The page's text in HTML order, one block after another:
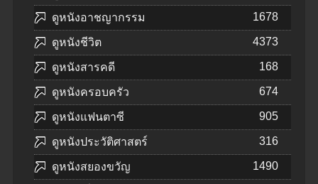
ดูหนังอาชญากรรม 1678
ดูหนังชีวิต 4373
ดูหนังสารคดี 168
ดูหนังครอบครัว 674
ดูหนังแฟนตาซี 905
ดูหนังประวัติศาสตร์ 316
ดูหนังสยองขวัญ 1490